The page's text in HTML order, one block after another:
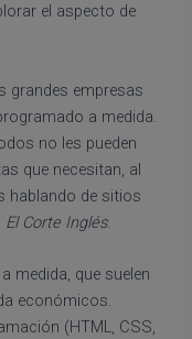
el aspecto de
grandes empresas
a medida.
no les pueden
que necesitan, al
hablando de sitios
El Corte Inglés.
medida, que suelen
económicos.
(HTML, CSS,